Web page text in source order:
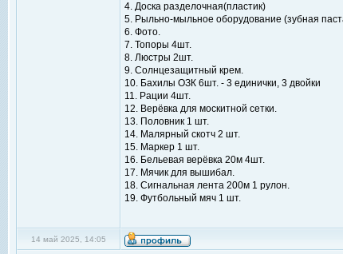
4. Доска разделочная(пластик)
5. Рыльно-мыльное оборудование (зубная
6. Фото.
7. Топоры 4шт.
8. Люстры 2шт.
9. Солнцезащитный крем.
10. Бахилы ОЗК 6шт. - 3 единички, 3 двойки
11. Рации 4шт.
12. Верёвка для москитной сетки.
13. Половник 1 шт.
14. Малярный скотч 2 шт.
15. Маркер 1 шт.
16. Бельевая верёвка 20м 4шт.
17. Мячик для вышибал.
18. Сигнальная лента 200м 1 рулон.
19. Футбольный мяч 1 шт.
14 май 2025, 14:05